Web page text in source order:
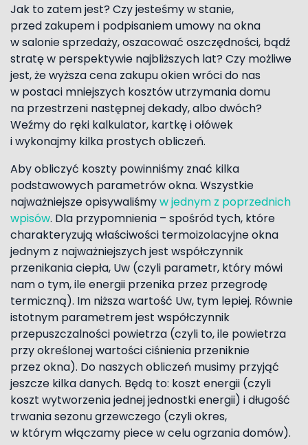
Jak to zatem jest? Czy jesteśmy w stanie,
przed zakupem i podpisaniem umowy na okna
w salonie sprzedaży, oszacować oszczędności, bądź
stratę w perspektywie najbliższych lat? Czy możliwe
jest, że wyższa cena zakupu okien wróci do nas
w postaci mniejszych kosztów utrzymania domu
na przestrzeni następnej dekady, albo dwóch?
Weźmy do ręki kalkulator, kartkę i ołówek
i wykonajmy kilka prostych obliczeń.
Aby obliczyć koszty powinniśmy znać kilka
podstawowych parametrów okna. Wszystkie
najważniejsze opisywaliśmyw jednym z poprzednich
wpisów. Dla przypomnienia – spośród tych, które
charakteryzują właściwości termoizolacyjne okna
jednym z najważniejszych jest współczynnik
przenikania ciepła, Uw (czyli parametr, który mówi
nam o tym, ile energii przenika przez przegrodę
termiczną). Im niższa wartość Uw, tym lepiej. Równie
istotnym parametrem jest współczynnik
przepuszczalności powietrza (czyli to, ile powietrza
przy określonej wartości ciśnienia przeniknie
przez okna). Do naszych obliczeń musimy przyjąć
jeszcze kilka danych. Będą to: koszt energii (czyli
koszt wytworzenia jednej jednostki energii) i długość
trwania sezonu grzewczego (czyli okres,
w którym włączamy piece w celu ogrzania domów).